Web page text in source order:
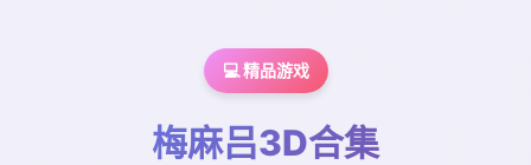
💻 精品游戏
梅麻吕3D合集